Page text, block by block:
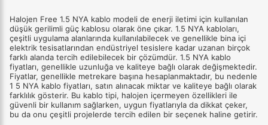
Halojen Free 1.5 NYA kablo modeli de enerji iletimi için kullanılan
düşük gerilimli güç kablosu olarak öne çıkar. 1.5 NYA kabloları,
çeşitli uygulama alanlarında kullanılabilecek ve genellikle bina içi
elektrik tesisatlarından endüstriyel tesislere kadar uzanan birçok
farklı alanda tercih edilebilecek bir çözümdür. 1.5 NYA kablo
fiyatları, genellikle uzunluğa ve kaliteye bağlı olarak değişmektedir.
Fiyatlar, genellikle metrekare başına hesaplanmaktadır, bu nedenle
1 5 NYA kablo fiyatları, satın alınacak miktar ve kaliteye bağlı olarak
farklılık gösterir. Bu kablo tipi, halojen içermeyen özellikleri ile
güvenli bir kullanım sağlarken, uygun fiyatlarıyla da dikkat çeker,
bu da onu çeşitli projelerde tercih edilen bir seçenek haline getirir.